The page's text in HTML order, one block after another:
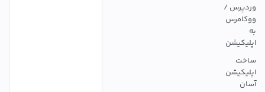
وردپرس /
ووکامرس
به
اپلیکیشن
ساخت
اپلیکیشن
آسان